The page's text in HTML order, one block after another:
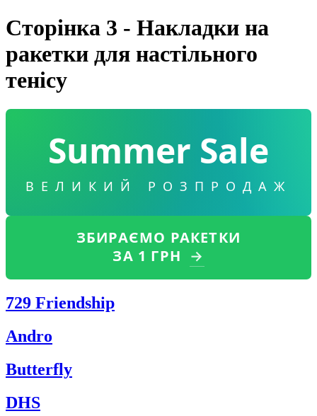
Сторінка 3 - Накладки на
ракетки для настільного
тенісу
Summer Sale
ВЕЛИКИЙ РОЗПРОДАЖ
ЗБИРАЄМО РАКЕТКИ
ЗА 1 ГРН →
729 Friendship
Andro
Butterfly
DHS